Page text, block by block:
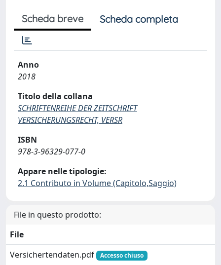
Scheda breve Scheda completa
Anno
2018
Titolo della collana
SCHRIFTENREIHE DER ZEITSCHRIFT
VERSICHERUNGSRECHT, VERSR
ISBN
978-3-96329-077-0
Appare nelle tipologie:
2.1 Contributo in Volume (Capitolo,Saggio)
File in questo prodotto:
File
Versichertendaten.pdf
Accesso chiuso